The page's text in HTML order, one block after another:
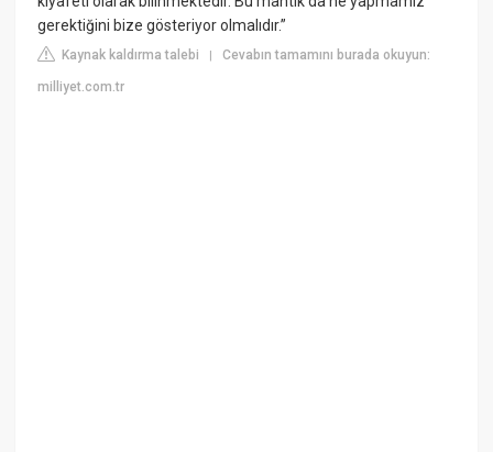
gerektiğini bize gösteriyor olmalıdır.”
Kaynak kaldırma talebi |Cevabın tamamını burada okuyun:
milliyet.com.tr